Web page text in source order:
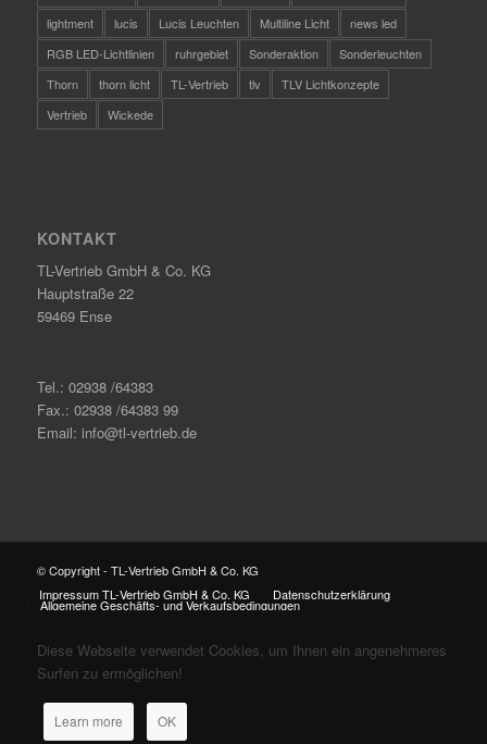
lightment
lucis Lucis Leuchten Multiline Licht
news led
RGB LED-Lichtlinien
ruhrgebiet Sonderaktion
Sonderleuchten
Thorn
thorn licht TL-Vertrieb tlv
TLV Lichtkonzepte
Vertrieb
Wickede
KONTAKT
TL-Vertrieb GmbH & Co. KG
Hauptstraße 22
59469 Ense
Tel.: 02938 /64383
Fax.: 02938 /64383 99
Email: info@tl-vertrieb.de
© Copyright - TL-Vertrieb GmbH & Co. KG
Impressum TL-Vertrieb GmbH & Co. KG
Datenschutzerklärung
Allgemeine Geschäfts- und Verkaufsbedingungen
Diese Webseite verwendet Cookies, um Ihnen ein angenehmeres
Surfen zu ermöglichen!
Learn more OK